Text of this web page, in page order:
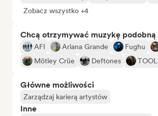
Zobacz wszystko +4
Chcą otrzymywać muzykę
AFI Ariana Grande Fughu
Mötley Crüe
Deftones TOOL
Główne możliwości
Zarządzaj karierą artystów
Inne